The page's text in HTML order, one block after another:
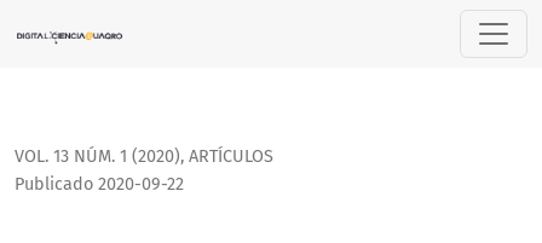
Minería de mercurio, efectos del convenio de minamata y
VOL. 13 NÚM. 1 (2020), ARTÍCULOS
Publicado 2020-09-22